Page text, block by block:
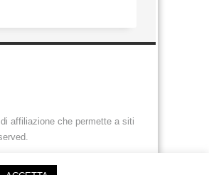
affiliazione che permette a siti